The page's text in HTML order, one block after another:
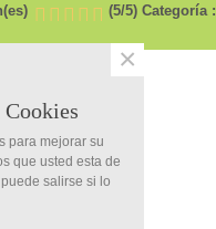
(5/5) Categoría :
para mejorar su
que usted esta de
salirse si lo
×